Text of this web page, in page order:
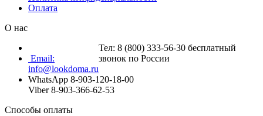
Оплата
О нас
Тел: 8 (800) 333-56-30 бесплатный
звонок по России
Email:
info@lookdoma.ru
WhatsApp 8-903-120-18-00
Viber 8-903-366-62-53
Способы оплаты